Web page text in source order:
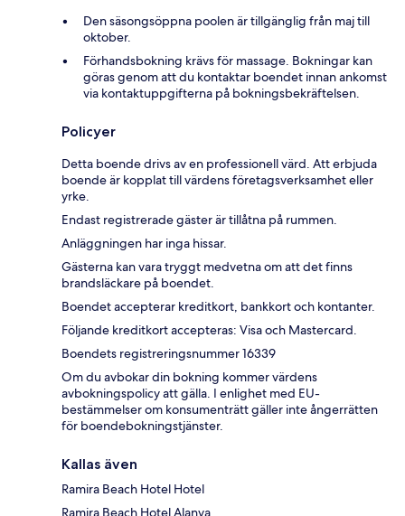
Den säsongsöppna poolen är tillgänglig från maj till
oktober.
Förhandsbokning krävs för massage. Bokningar kan
göras genom att du kontaktar boendet innan ankomst
via kontaktuppgifterna på bokningsbekräftelsen.
Policyer
Detta boende drivs av en professionell värd. Att erbjuda
boende är kopplat till värdens företagsverksamhet eller
yrke.
Endast registrerade gäster är tillåtna på rummen.
Anläggningen har inga hissar.
Gästerna kan vara tryggt medvetna om att det finns
brandsläckare på boendet.
Boendet accepterar kreditkort, bankkort och kontanter.
Följande kreditkort accepteras: Visa och Mastercard.
Boendets registreringsnummer 16339
Om du avbokar din bokning kommer värdens
avbokningspolicy att gälla. I enlighet med EU-
bestämmelser om konsumenträtt gäller inte ångerrätten
för boendebokningstjänster.
Kallas även
Ramira Beach Hotel Hotel
Ramira Beach Hotel Alanya